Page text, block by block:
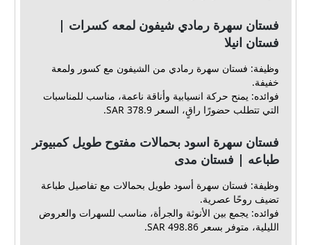
فستان سهرة رمادي شيفون لمعه كسرات |
فستان انيلا
وظيفة: فستان سهرة رمادي من الشيفون مع كسور ولمعة
خفيفة.
فوائده: يمنح حركة انسيابية وأناقة ناعمة، مناسب للمناسبات
التي تتطلب حضورًا راقٍ، السعر 378.9 SAR.
فستان سهرة اسود بحمالات مفتوح طويل كمبيوتر
طباعه | فستان مدى
وظيفة: فستان سهرة أسود طويل بحمالات مع تفاصيل طباعة
تضيف روحًا عصرية.
فوائده: يجمع بين الأنوثة والجرأة، مناسب للسهرات والعروض
الليلية، متوفر بسعر 498.86 SAR.